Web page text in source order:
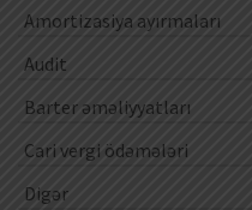
Amortizasiya ayırmaları
Audit
Barter əməliyyatları
Cari vergi ödəmələri
Digər